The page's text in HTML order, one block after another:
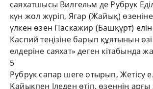
саяхатшысы Вилгельм де Рубрук
күн жол жүріп, Ягар (Жайық)
үлкен өзен Паскажир (Башқұрт)
Каспий теңізіне барып құятынын
елдеріне саяхат» деген кітабында
5
Рубрук сапар шеге отырып, Жетісу
Қайықпен Іледен өтіп, өзеннің